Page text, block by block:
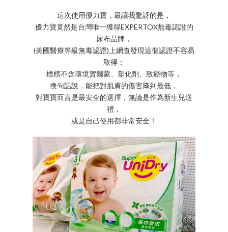
這次使用優力寶，最讓我驚訝的是，
優力寶竟然是台灣唯一獲得EXPERTOX無毒認證的
尿布品牌，
(美國醫療等級無毒認證)上網查發現這個認證不容易
取得；
標榜不含環境賀爾蒙、塑化劑、致癌物等，
換句話說，能把對肌膚的傷害降到最低，
對寶寶而言是最安全的選擇，無論是作為新生兒送
禮，
或是自己使用都非常安全！